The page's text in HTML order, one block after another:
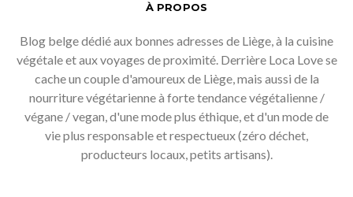
À PROPOS
Blog belge dédié aux bonnes adresses de Liège, à la cuisine
végétale et aux voyages de proximité. Derrière Loca Love se
cache un couple d'amoureux de Liège, mais aussi de la
nourriture végétarienne à forte tendance végétalienne /
végane / vegan, d'une mode plus éthique, et d'un mode de
vie plus responsable et respectueux (zéro déchet,
producteurs locaux, petits artisans).